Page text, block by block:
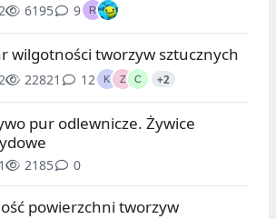
6195 9
wilgotności tworzyw sztucznych
22821 12 +2
pur odlewnicze. Żywice
2185 0
powierzchni tworzyw